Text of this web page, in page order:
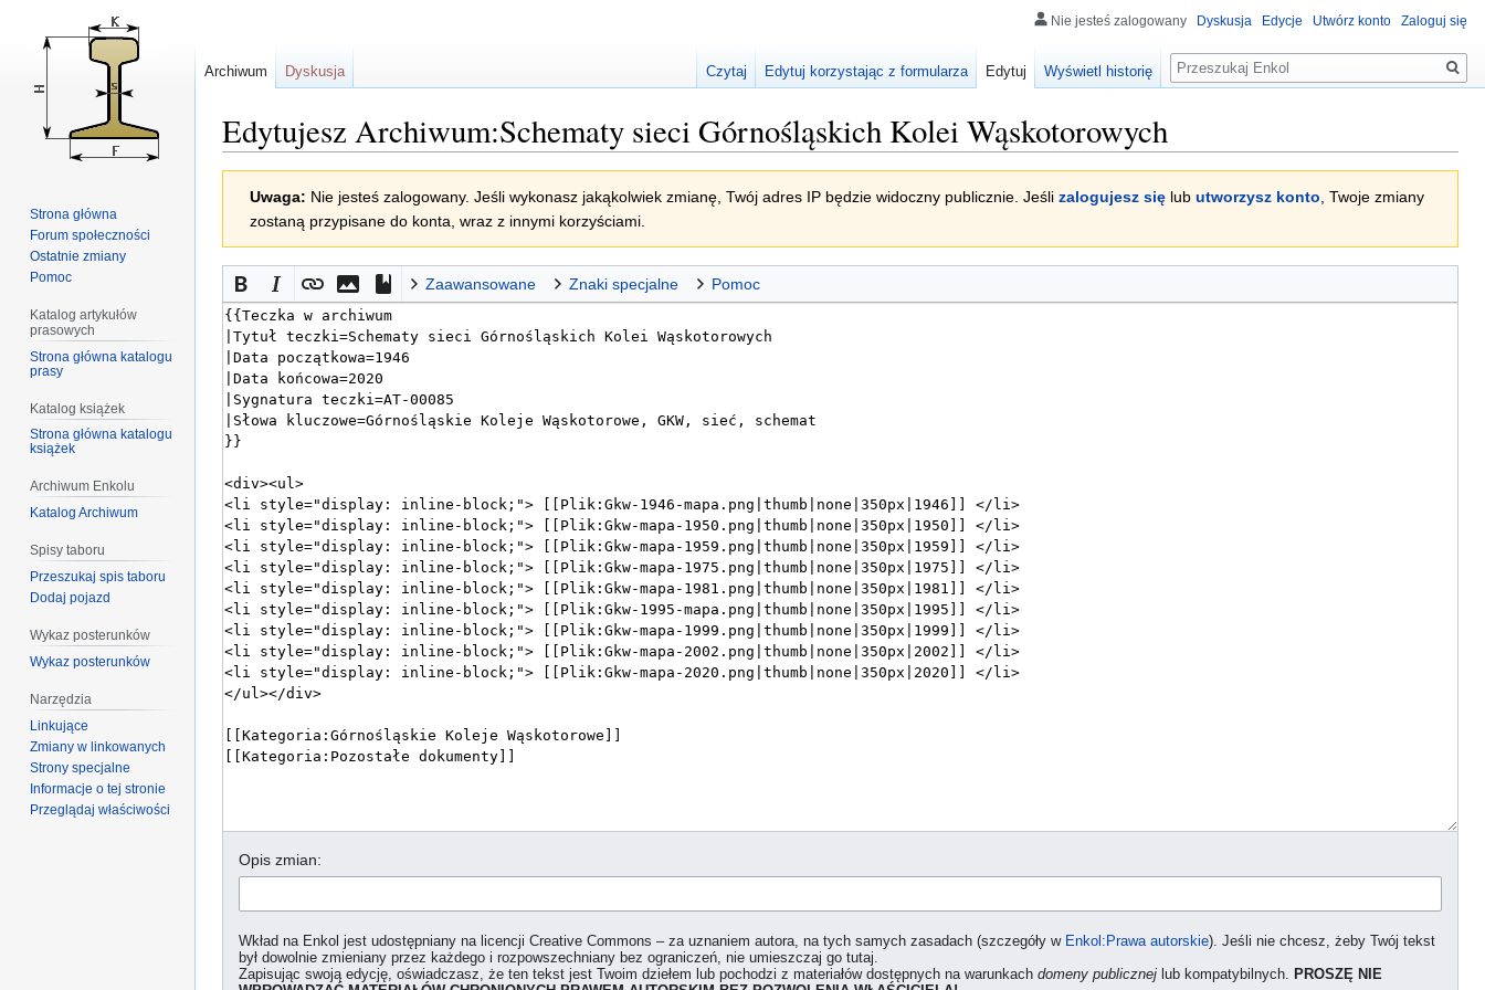
Edytujesz Archiwum:Schematy sieci Górnośląskich Kolei Wąskotorowych
nawigacji
wyszukiwania
Uwaga: Nie jesteś zalogowany. Jeśli wykonasz jakąkolwiek zmianę, Twój adres IP będzie widoczny publicznie. Jeśli zalogujesz się lub utworzysz konto, Twoje zmiany
zostaną przypisane do konta, wraz z innymi korzyściami.
Zaawansowane Znaki specjalne Pomoc
Opis zmian:
Wkład na Enkol jest udostępniany na licencji Creative Commons – za uznaniem autora, na tych samych zasadach (szczegóły w Enkol:Prawa autorskie). Jeśli nie chcesz, żeby Twój tekst
był dowolnie zmieniany przez każdego i rozpowszechniany bez ograniczeń, nie umieszczaj go tutaj.
Zapisując swoją edycję, oświadczasz, że ten tekst jest Twoim dziełem lub pochodzi z materiałów dostępnych na warunkach domeny publicznej lub kompatybilnych. PROSZĘ NIE
Nie jesteś zalogowany Dyskusja Edycje Utwórz konto Zaloguj się
Archiwum Dyskusja Czytaj Edytuj korzystając z formularza Edytuj Wyświetl historię
Szukaj
Strona główna
Forum społeczności
Ostatnie zmiany
Pomoc
Katalog artykułów
prasowych
Strona główna katalogu
prasy
Katalog książek
Strona główna katalogu
książek
Archiwum Enkolu
Katalog Archiwum
Spisy taboru
Przeszukaj spis taboru
Dodaj pojazd
Wykaz posterunków
Wykaz posterunków
Narzędzia
Linkujące
Zmiany w linkowanych
Strony specjalne
Informacje o tej stronie
Przeglądaj właściwości